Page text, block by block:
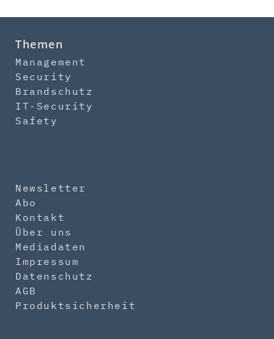
Themen
Management
Security
Brandschutz
IT-Security
Safety
Newsletter
Abo
Kontakt
Über uns
Mediadaten
Impressum
Datenschutz
AGB
Produktsicherheit